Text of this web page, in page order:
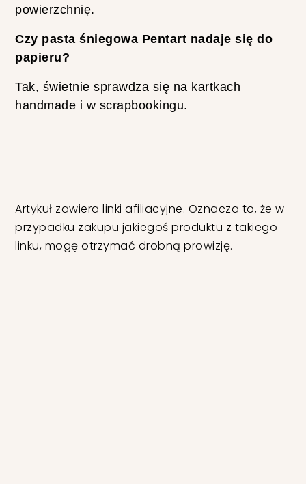
powierzchnię.
Czy pasta śniegowa Pentart nadaje się do
papieru?
Tak, świetnie sprawdza się na kartkach
handmade i w scrapbookingu.
Artykuł zawiera linki afiliacyjne. Oznacza to, że w
przypadku zakupu jakiegoś produktu z takiego
linku, mogę otrzymać drobną prowizję.